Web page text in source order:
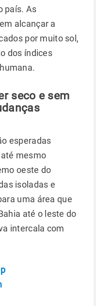
país. As
alcançar a
por muito sol,
dos índices
seco e sem
esperadas
mesmo
oeste do
isoladas e
uma área que
até o leste do
intercala com